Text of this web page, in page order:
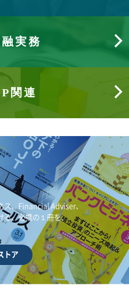
実務
関連
ス、Financial Adviser、
る、必携の１冊を、
トア